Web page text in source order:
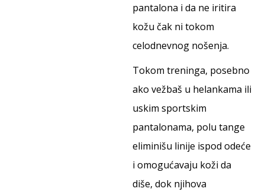
pantalona i da ne iritira
kožu čak ni tokom
celodnevnog nošenja.
Tokom treninga, posebno
ako vežbaš u helankama ili
uskim sportskim
pantalonama, polu tange
eliminišu linije ispod odeće
i omogućavaju koži da
diše, dok njihova